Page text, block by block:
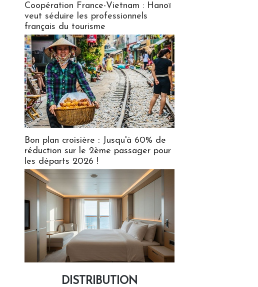
Coopération France-Vietnam : Hanoï
veut séduire les professionnels
français du tourisme
Bon plan croisière : Jusqu'à 60% de
réduction sur le 2ème passager pour
les départs 2026 !
DISTRIBUTION